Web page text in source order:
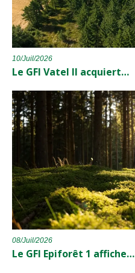
10/Juil/2026
Le GFI Vatel II acquiert…
08/Juil/2026
Le GFI Epiforêt 1 affiche…